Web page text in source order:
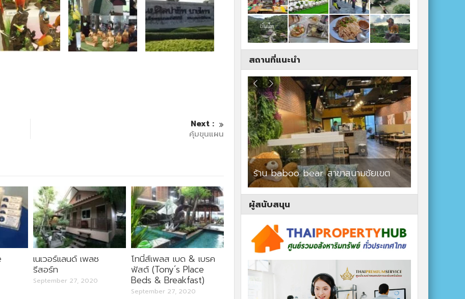
Next :
คุ้มขุนแผน
เนเวอร์แลนด์ เพลซ
รีสอร์ท
September 27, 2020
โทนี่ส์เพลส เบด & เบรค
ฟัสต์ (Tony´s Place
Beds & Breakfast)
September 27, 2020
สถานที่แนะนำ
ร้าน baboo bear สาขาสนามชัยเขต
ผู้สนับสนุน